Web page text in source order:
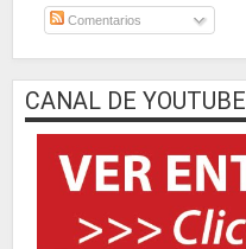
Comentarios
CANAL DE YOUTUBE